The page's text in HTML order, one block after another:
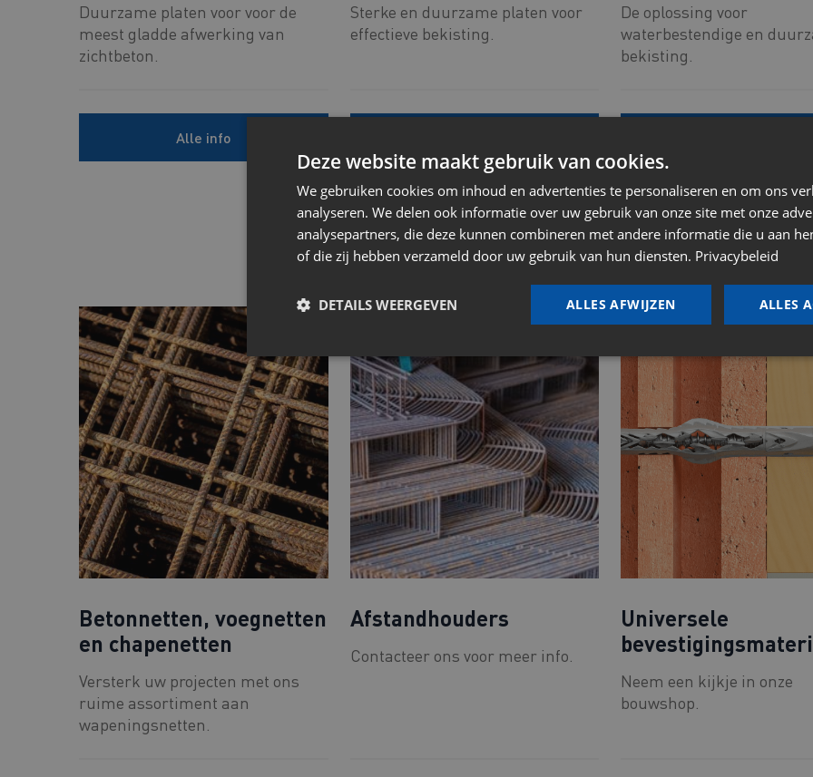
Duurzame platen voor voor de
meest gladde afwerking van
zichtbeton.
Alle info
Sterke en duurzame platen voor
effectieve bekisting.
De oplossing voor
waterbestendige en
bekisting.
Betonnetten, voegnetten
en chapenetten
Versterk uw projecten met ons
ruime assortiment aan
wapeningsnetten.
Afstandhouders
Contacteer ons voor meer info.
Universele
Neem een kijkje in onze
bouwshop.
Deze website maakt gebruik van cookies.
We gebruiken cookies om inhoud en advertenties te personaliseren en om ons
analyseren. We delen ook informatie over uw gebruik van onze site met onze
analysepartners, die deze kunnen combineren met andere informatie die u aan
of die zij hebben verzameld door uw gebruik van hun diensten. Privacybeleid
ALLES
ALLES AFWIJZEN
DETAILS WEERGEVEN